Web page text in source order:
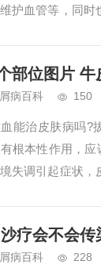
护血管等，同时
部位图片 牛
病百科 150
能治皮肤病吗?
根本性作用，
失调引起症状，
疗会不会传
病百科 228